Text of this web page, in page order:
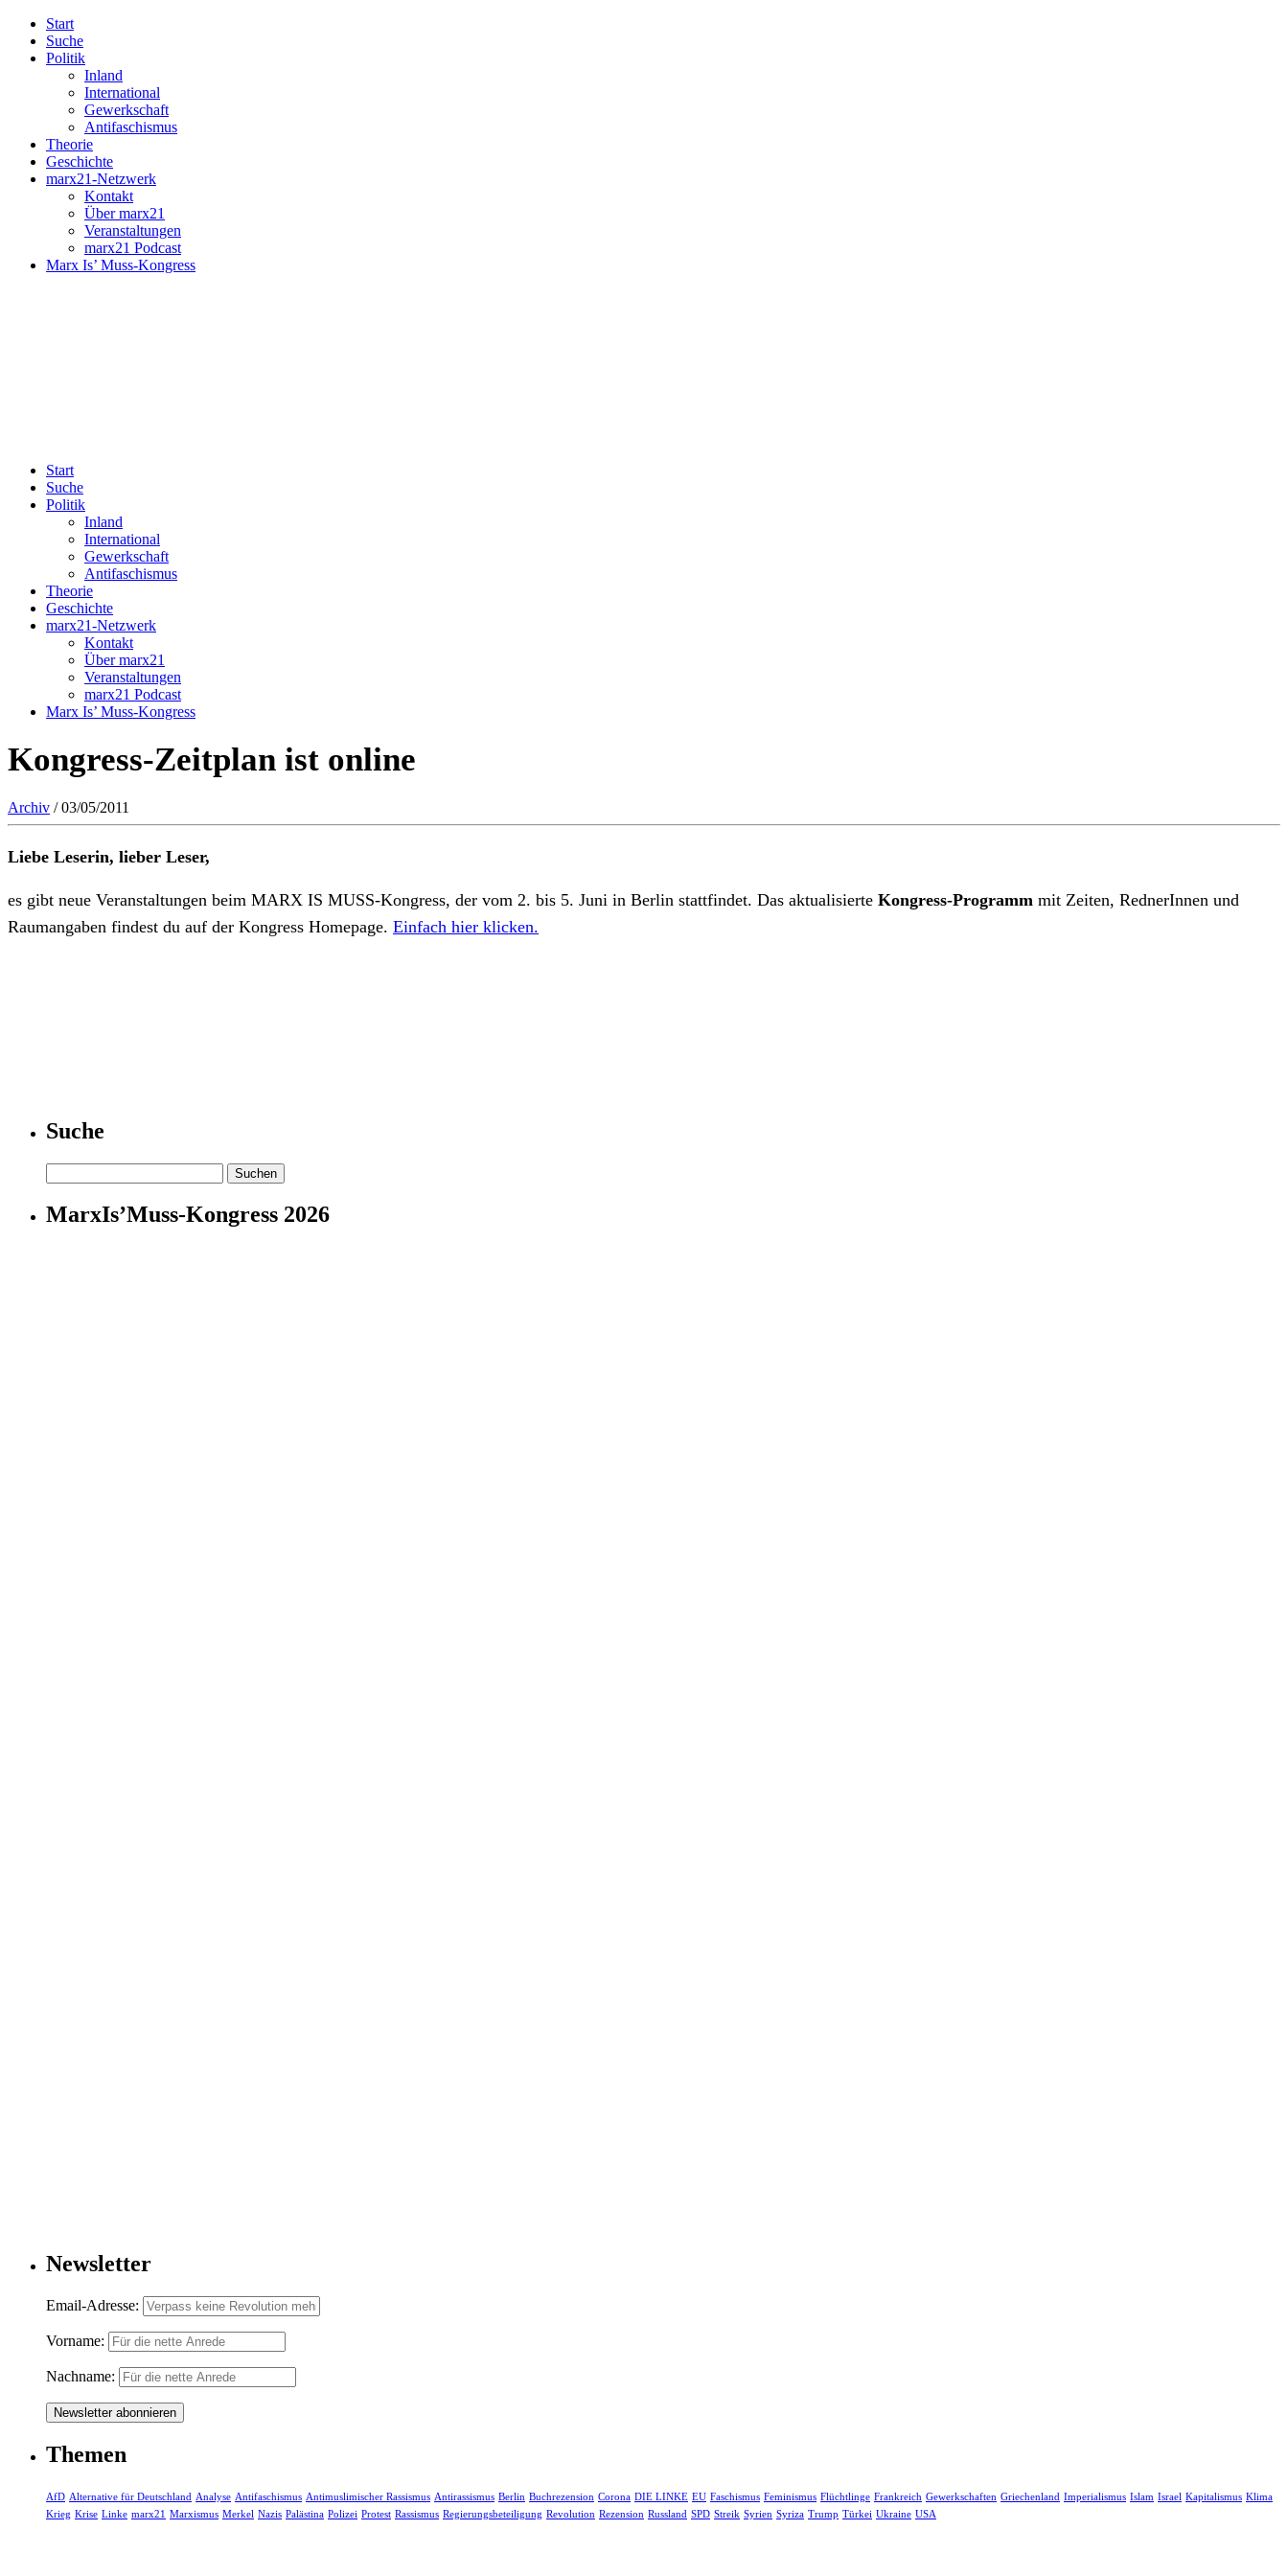
Start
Suche
Politik
Inland
International
Gewerkschaft
Antifaschismus
Theorie
Geschichte
marx21-Netzwerk
Kontakt
Über marx21
Veranstaltungen
marx21 Podcast
Marx Is’ Muss-Kongress
Start
Suche
Politik
Inland
International
Gewerkschaft
Antifaschismus
Theorie
Geschichte
marx21-Netzwerk
Kontakt
Über marx21
Veranstaltungen
marx21 Podcast
Marx Is’ Muss-Kongress
Kongress-Zeitplan ist online
Archiv / 03/05/2011
Liebe Leserin, lieber Leser,
es gibt neue Veranstaltungen beim MARX IS MUSS-Kongress, der vom 2. bis 5. Juni in Berlin stattfindet. Das aktualisierte Kongress-Programm mit Zeiten, RednerInnen und
Raumangaben findest du auf der Kongress Homepage. Einfach hier klicken.
Suche
nach:
MarxIs’Muss-Kongress 2026
Newsletter
Email-Adresse:
Vorname:
Nachname:
Themen
AfD Alternative für Deutschland Analyse Antifaschismus Antimuslimischer Rassismus Antirassismus Berlin Buchrezension Corona DIE LINKE EU Faschismus Feminismus Flüchtlinge Frankreich Gewerkschaften Griechenland Imperialismus Islam Israel Kapitalismus Klima
Krieg Krise Linke marx21 Marxismus Merkel Nazis Palästina Polizei Protest Rassismus Regierungsbeteiligung Revolution Rezension Russland SPD Streik Syrien Syriza Trump Türkei Ukraine USA